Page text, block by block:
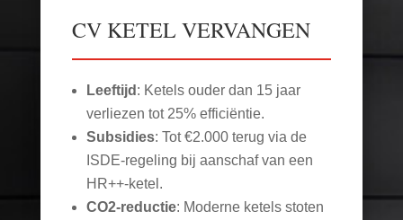
CV KETEL VERVANGEN
Leeftijd : Ketels ouder dan 15 jaar
verliezen tot 25% efficiëntie.
Subsidies: Tot €2.000 terug via de
ISDE-regeling bij aanschaf van een
HR++-ketel.
CO2-reductie: Moderne ketels stoten